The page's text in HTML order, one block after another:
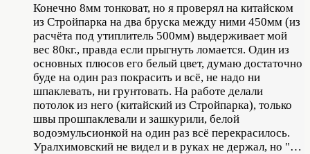
Конечно 8мм тонковат, но я проверял на китайском
из Стройпарка на два бруска между ними 450мм (из
расчёта под утиплитель 500мм) выдерживает мой
вес 80кг., правда если прыгнуть ломается. Один из
основных плюсов его белый цвет, думаю достаточно
буде на один раз покрасить и всё, не надо ни
шпаклевать, ни грунтовать. На работе делали
потолок из него (китайский из Стройпарка), только
швы прошпаклевали и зашкурили, белой
водоэмульсионкой на один раз всё перекрасилось.
Уралхимовский не видел и в руках не держал, но "…